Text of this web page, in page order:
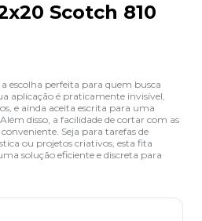
Scotch 810
escolha perfeita para quem busca
aplicação é praticamente invisível,
e ainda aceita escrita para uma
disso, a facilidade de cortar com as
Seja para tarefas de
ou projetos criativos, esta fita
solução eficiente e discreta para